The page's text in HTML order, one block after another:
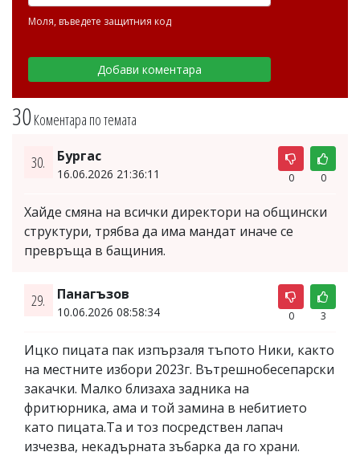
30Коментара по темата
30. Бургас
16.06.2026 21:36:11 0 0
Хайде смяна на всички директори на общински
структури, трябва да има мандат иначе се
превръща в бащиния.
29. Панагъзов
10.06.2026 08:58:34 0 3
Ицко пицата пак изпързаля тъпото Ники, както
на местните избори 2023г. Вътрешнобесепарски
закачки. Малко близаха задника на
фритюрника, ама и той замина в небитието
като пицата.Та и тоз посредствен лапач
изчезва, некадърната зъбарка да го храни.
Моля, въведете защитния код